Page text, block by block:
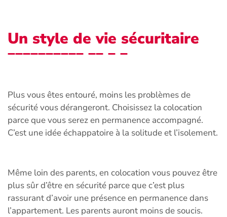
Un style de vie sécuritaire
Plus vous êtes entouré, moins les problèmes de
sécurité vous dérangeront. Choisissez la colocation
parce que vous serez en permanence accompagné.
C’est une idée échappatoire à la solitude et l’isolement.
Même loin des parents, en colocation vous pouvez être
plus sûr d’être en sécurité parce que c’est plus
rassurant d’avoir une présence en permanence dans
l’appartement. Les parents auront moins de soucis.